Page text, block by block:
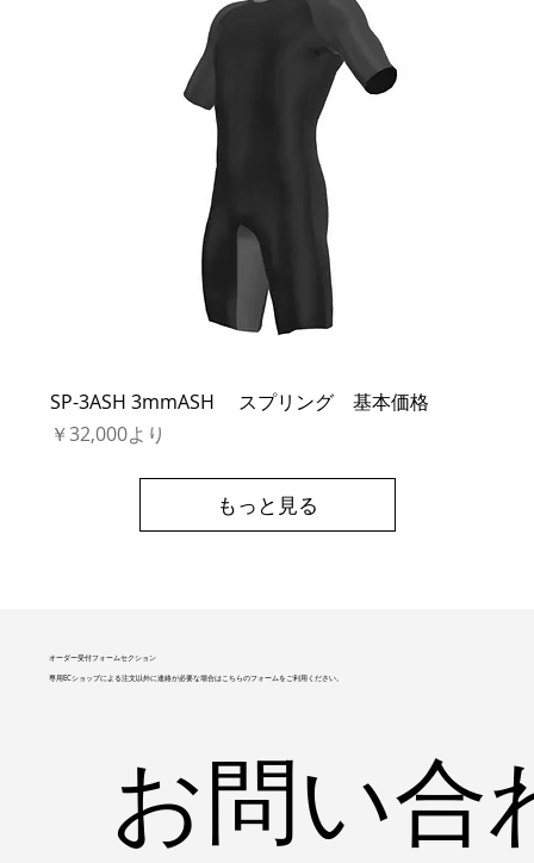
オーダー受付フォームセクション
専用ECショップによる注文以外に連絡が必要な場合はこちらのフォームをご利用ください。
お問い合
SP-3ASH 3mmASH スプリング 基本価格
￥32,000より
セール価格
もっと見る